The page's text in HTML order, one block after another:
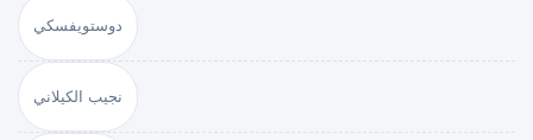
دوستويفسكي
نجيب الكيلاني